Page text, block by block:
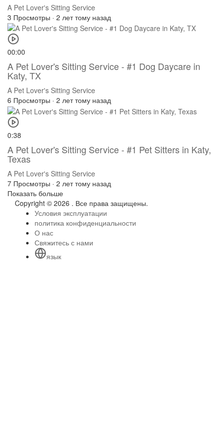
A Pet Lover's Sitting Service
3 Просмотры · 2 лет тому назад
00:00
A Pet Lover's Sitting Service - #1 Dog Daycare in
Katy, TX
A Pet Lover's Sitting Service
6 Просмотры · 2 лет тому назад
0:38
A Pet Lover's Sitting Service - #1 Pet Sitters in Katy,
Texas
A Pet Lover's Sitting Service
7 Просмотры · 2 лет тому назад
Показать больше
Copyright © 2026 . Все права защищены.
Условия эксплуатации
политика конфиденциальности
О нас
Свяжитесь с нами
язык